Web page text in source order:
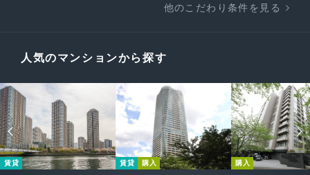
他のこだわり条件を見る
人気のマンションから探す
賃貸 賃貸 購入 購入